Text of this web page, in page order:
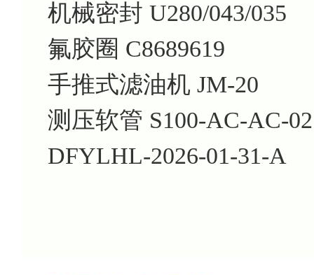
机械密封 U280/043/035
氟胶圈 C8689619
手推式滤油机 JM-20
测压软管 S100-AC-AC-
DFYLHL-2026-01-31-A